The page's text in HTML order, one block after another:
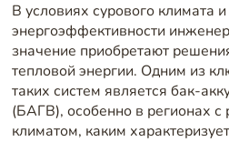
В условиях сурового климата
энергоэффективности
значение приобретают
тепловой энергии. Одним из
таких систем является бак-
(БАГВ), особенно в регионах с
климатом, каким